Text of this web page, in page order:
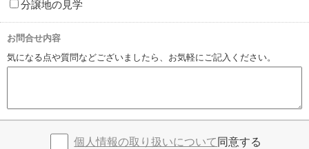
分譲地の見学
お問合せ内容
気になる点や質問などございましたら、お気軽にご記入ください。
個人情報の取り扱いについて 同意する